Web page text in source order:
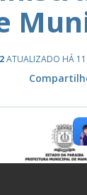
ATUALIZADO HÁ 11